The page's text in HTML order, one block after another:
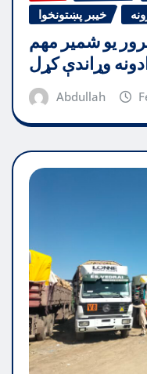
خیبر پښتونخوا
یو شمیر مهم
وړاندې کړل
Abdullah